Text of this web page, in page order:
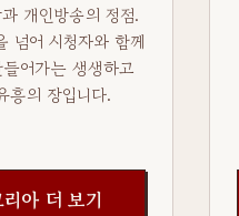
개인방송의 정점.
넘어 시청자와 함께
어가는 생생하고
흥의 장입니다.
아 더 보기